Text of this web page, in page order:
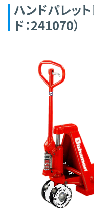
ハンドパレッ
ド：241070）